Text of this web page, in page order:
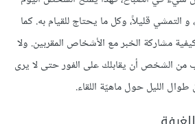
و التمشي قليلاً، وكل ما يحتاج للقيام به. كما
مشاركة الخبر مع الأشخاص المقربين. ولا
من الشخص أن يقابلك على الفور حتى لا يرى
الليل حول ماهيّة اللقاء.